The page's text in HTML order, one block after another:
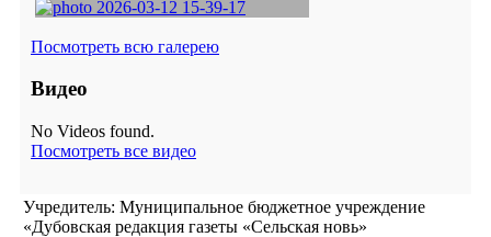
Посмотреть всю галерею
Видео
No Videos found.
Посмотреть все видео
Учредитель: Муниципальное бюджетное учреждение
«Дубовская редакция газеты «Сельская новь»